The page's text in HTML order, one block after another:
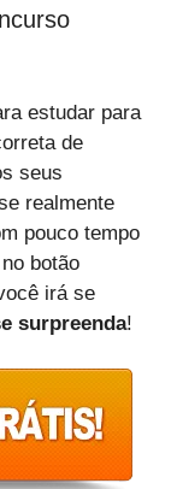
estudar para
de
seus
realmente
pouco tempo
botão
irá se
surpreenda!